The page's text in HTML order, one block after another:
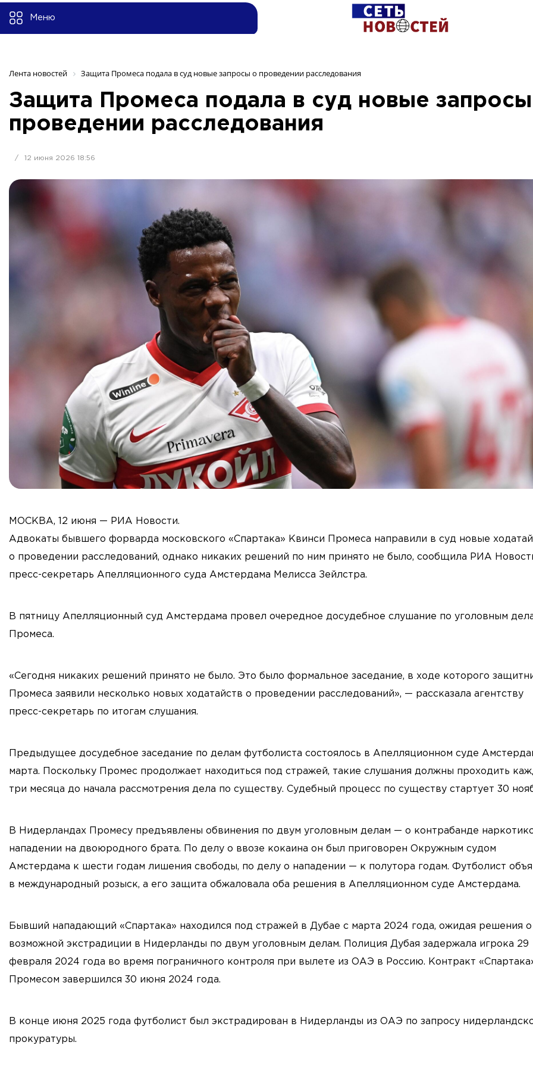
Меню
Лента новостей Защита Промеса подала в суд новые запросы о проведении расследования
Защита Промеса подала в суд новые
проведении расследования
/ 12 июня 2026 18:56
МОСКВА, 12 июня — РИА Новости.
Адвокаты бывшего форварда московского «Спартака» Квинси Промеса направили в суд новые
о проведении расследований, однако никаких решений по ним принято не было, сообщила РИА
пресс-секретарь Апелляционного суда Амстердама Мелисса Зейлстра.
В пятницу Апелляционный суд Амстердама провел очередное досудебное слушание по уголовным
Промеса.
«Сегодня никаких решений принято не было. Это было формальное заседание, в ходе которого
Промеса заявили несколько новых ходатайств о проведении расследований», — рассказала агентству
пресс-секретарь по итогам слушания.
Предыдущее досудебное заседание по делам футболиста состоялось в Апелляционном суде
марта. Поскольку Промес продолжает находиться под стражей, такие слушания должны проходить
три месяца до начала рассмотрения дела по существу. Судебный процесс по существу стартует 30
В Нидерландах Промесу предъявлены обвинения по двум уголовным делам — о контрабанде
нападении на двоюродного брата. По делу о ввозе кокаина он был приговорен Окружным судом
Амстердама к шести годам лишения свободы, по делу о нападении — к полутора годам. Футболист
в международный розыск, а его защита обжаловала оба решения в Апелляционном суде Амстердама.
Бывший нападающий «Спартака» находился под стражей в Дубае с марта 2024 года, ожидая решения о
возможной экстрадиции в Нидерланды по двум уголовным делам. Полиция Дубая задержала игрока 29
февраля 2024 года во время пограничного контроля при вылете из ОАЭ в Россию. Контракт
Промесом завершился 30 июня 2024 года.
В конце июня 2025 года футболист был экстрадирован в Нидерланды из ОАЭ по запросу
прокуратуры.